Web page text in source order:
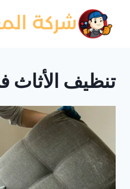
المحتوى
تنظيف الأثاث